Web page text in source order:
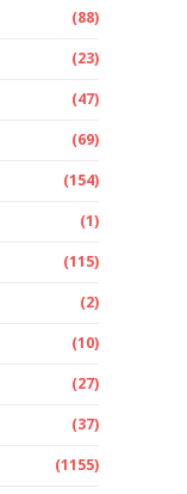
(88)
(23)
(47)
(69)
(154)
(1)
(115)
(2)
(10)
(27)
(37)
(1155)